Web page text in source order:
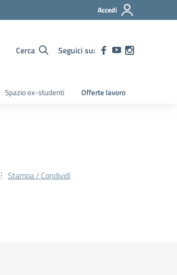
Accedi
Cerca Seguici su:
Spazio ex-studenti Offerte lavoro
Stampa / Condividi